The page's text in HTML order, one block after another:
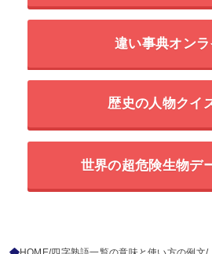
違い事典オン
歴史の人物クイ
世界の超危険生物デ